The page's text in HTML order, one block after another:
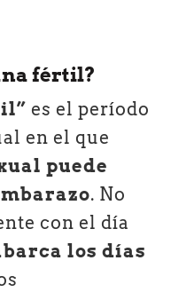
fértil?
es el período
en el que
puede
. No
con el día
los días